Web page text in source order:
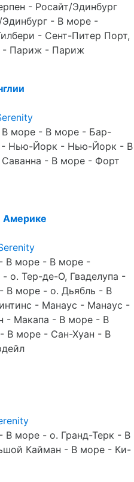
- Росайт/Эдинбург
- В море -
- Сент-Питер Порт,
- Париж - Париж
В море - В море - Бар-
- Нью-Йорк - Нью-Йорк - В
- В море - Форт
Америке
В море - В море -
о. Тер-де-О, Гваделупа -
В море - о. Дьябль - В
- Манаус - Манаус -
- Макапа - В море - В
В море - Сан-Хуан - В
море - о. Гранд-Терк - В
Кайман - В море - Ки-